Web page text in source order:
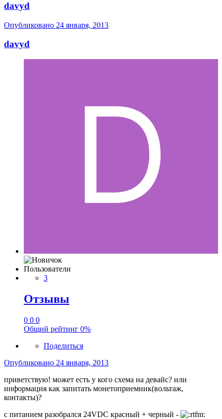
davyd
Опубликовано 24 января, 2013
davyd
Пользователи
3
Отзывы
0 0 0
Общий рейтинг 0%
Поделиться
Опубликовано 24 января, 2013
приветствую! может есть у кого схема на девайс? или
информация как запитать монетоприемник(вольтаж,
контакты)?
с питанием разобрался 24VDC красный + черный -